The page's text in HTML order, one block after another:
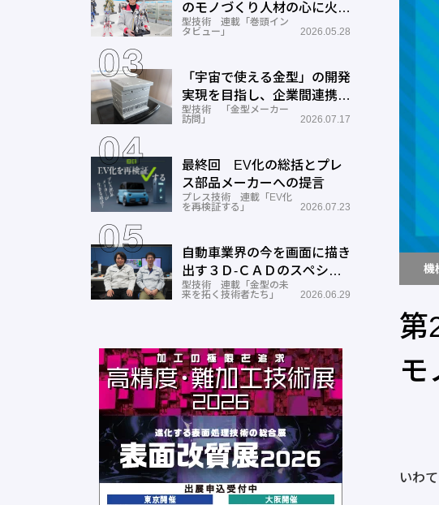
機
第
モ
いわ
のモノづくり人材の心に火を
つける―BANDAI SPIRITS
型技術 連載「巻頭イン
タビュー」
2026.05.28
「宇宙で使える金型」の開発
実現を目指し、企業間連携を
推進―ワールド工業
型技術 「金型メーカー
訪問」
2026.07.17
最終回 EV化の総括とプレ
ス部品メーカーへの提言
プレス技術 連載「EV化
を再検証する」
2026.07.23
自動車業界の今を画面に描き
出す３Ｄ-ＣＡＤのスペシャ
リストとしての成長と展望ー
型技術 連載「金型の未
来を拓く技術者たち」
2026.06.29